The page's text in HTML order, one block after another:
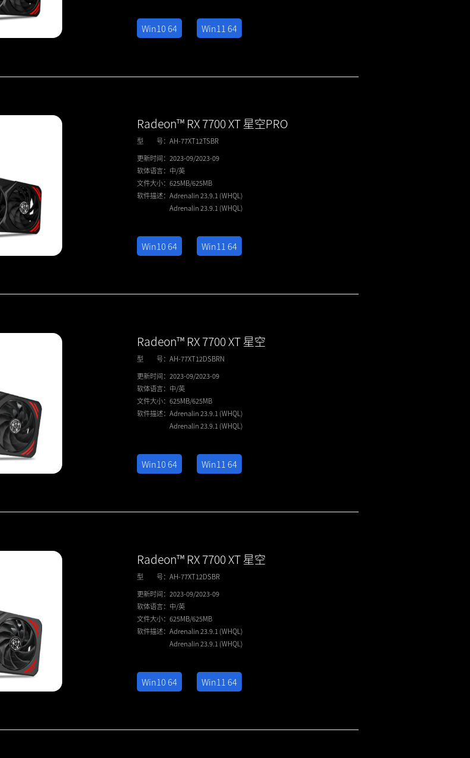
Win10 64 Win11 64
Radeon™ RX 7700 XT 星空PRO
型 号：AH-77XT12TSBR
更新时间：2023-09/2023-09
软体语言： 中/英
文件大小：625MB/625MB
软件描述：Adrenalin 23.9.1 (WHQL)
Adrenalin 23.9.1 (WHQL)
Win10 64 Win11 64
Radeon™ RX 7700 XT 星空
型 号：AH-77XT12DSBRN
更新时间：2023-09/2023-09
软体语言： 中/英
文件大小：625MB/625MB
软件描述：Adrenalin 23.9.1 (WHQL)
Adrenalin 23.9.1 (WHQL)
Win10 64 Win11 64
Radeon™ RX 7700 XT 星空
型 号：AH-77XT12DSBR
更新时间：2023-09/2023-09
软体语言： 中/英
文件大小：625MB/625MB
软件描述：Adrenalin 23.9.1 (WHQL)
Adrenalin 23.9.1 (WHQL)
Win10 64 Win11 64